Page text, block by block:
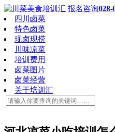
报名咨询028-
四川卤菜
特色卤菜
现卤现捞
川味凉菜
培训费用
卤菜图片
卤菜经营
关于培训汇